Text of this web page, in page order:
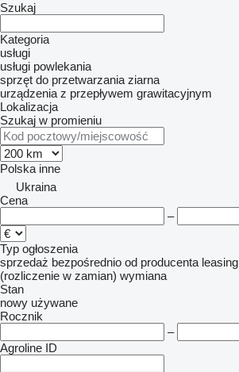
Szukaj
Kategoria
usługi
usługi powlekania
sprzęt do przetwarzania ziarna
urządzenia z przepływem grawitacyjnym
Lokalizacja
Szukaj w promieniu
Polska inne
Ukraina
Cena
–
Typ ogłoszenia
sprzedaż bezpośrednio od producenta leasing
(rozliczenie w zamian) wymiana
Stan
nowy używane
Rocznik
–
Agroline ID